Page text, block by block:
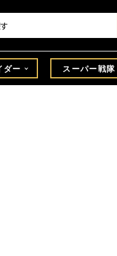
ダー スーパー戦隊